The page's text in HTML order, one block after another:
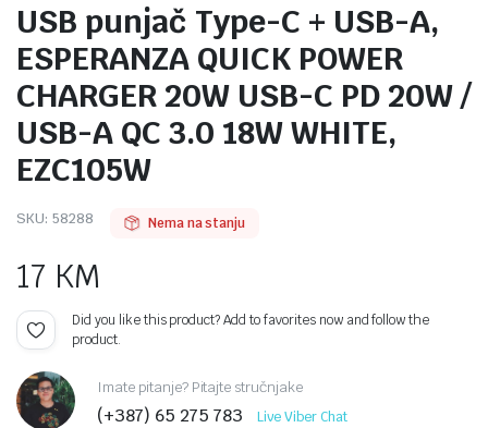
USB punjač Type-C + USB-A,
ESPERANZA QUICK POWER
CHARGER 20W USB-C PD 20W /
USB-A QC 3.0 18W WHITE,
EZC105W
SKU: 58288 Nema na stanju
17 KM
Did you like this product? Add to favorites now and follow the
product.
Imate pitanje? Pitajte stručnjake
(+387) 65 275 783 Live Viber Chat